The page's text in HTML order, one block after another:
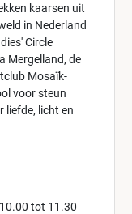
kaarsen uit
in Nederland
Circle
Mergelland, de
Mosaïk-
voor steun
liefde, licht en
tot 11.30